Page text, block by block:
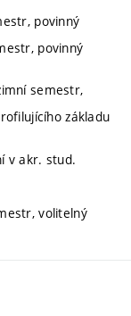
povinný
povinný
semestr,
základu
v akr. stud.
volitelný